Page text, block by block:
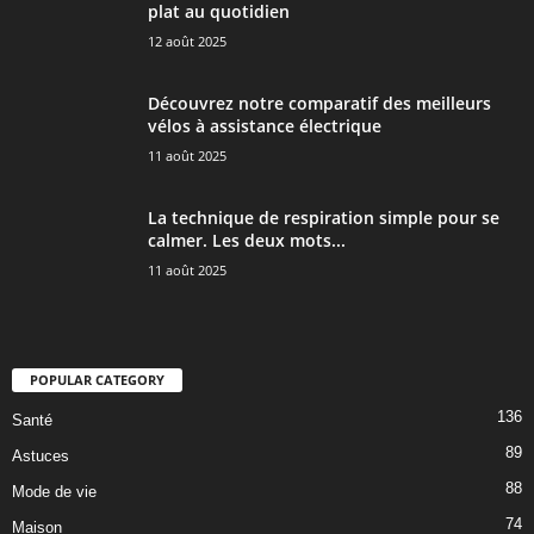
plat au quotidien
12 août 2025
Découvrez notre comparatif des meilleurs
vélos à assistance électrique
11 août 2025
La technique de respiration simple pour se
calmer. Les deux mots...
11 août 2025
POPULAR CATEGORY
Santé 136
Astuces 89
Mode de vie 88
Maison 74